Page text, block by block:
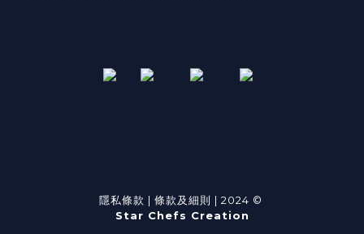
隱私條款 | 條款及細則 | 2024 ©
Star Chefs Creation